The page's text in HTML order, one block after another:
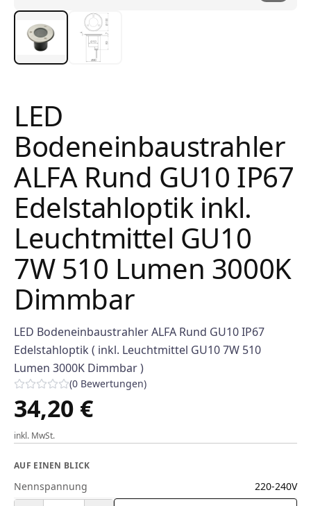
LED
Bodeneinbaustrahler
ALFA Rund GU10 IP67
Edelstahloptik inkl.
Leuchtmittel GU10
7W 510 Lumen 3000K
Dimmbar
LED Bodeneinbaustrahler ALFA Rund GU10 IP67
Edelstahloptik ( inkl. Leuchtmittel GU10 7W 510
Lumen 3000K Dimmbar )
(0 Bewertungen)
34,20 €
inkl. MwSt.
AUF EINEN BLICK
Nennspannung 220-240V